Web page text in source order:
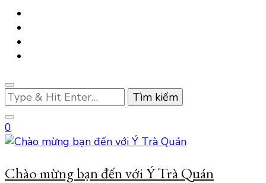
Bạn
muốn
tìm
kiếm?
0
Chào mừng bạn đến với Ý Trà Quán